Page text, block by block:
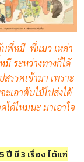
บพี่หมี พี่แมว เหล่า
ระหว่างทางก็ได้
รรคเข้ามา เพราะ
เอาต้นไม้ไปส่งได้
ด้ไหมนะ มาเอาใจ
มี 3 เรื่อง ได้แก่